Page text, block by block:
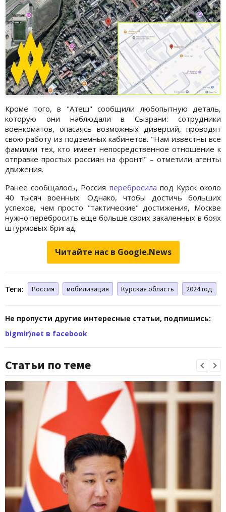
Кроме того, в "Атеш" сообщили любопытную деталь,
которую они наблюдали в Сызрани: сотрудники
военкоматов, опасаясь возможных диверсий, проводят
свою работу из подземных кабинетов. "Нам известны все
фамилии тех, кто имеет непосредственное отношение к
отправке простых россиян на фронт!" – отметили агенты
движения.
Ранее сообщалось, Россия перебросила под Курск около
40 тысяч военных. Однако, чтобы достичь больших
успехов, чем просто "тактические" достижения, Москве
нужно перебросить еще больше своих закаленных в боях
штурмовых бригад.
Читайте нас в Google.News
Теги: Россия мобилизация Курская область 2024 год
Не пропусти другие интересные статьи, подпишись:
bigmir)net в facebook
Статьи по теме